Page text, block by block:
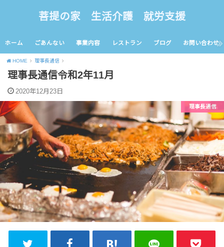
菩提の家 生活介護 就労支援
ホーム ごあんない 事業内容 レストラン ブログ お問い合わせ
HOME 理事長通信
理事長通信令和2年11月
2020年12月23日
理事長通信